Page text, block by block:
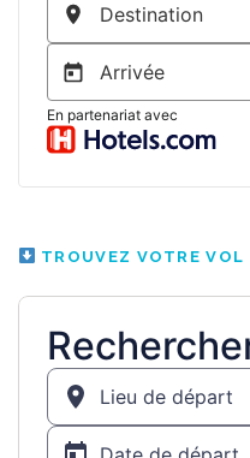
TROUVEZ VOTRE VOL